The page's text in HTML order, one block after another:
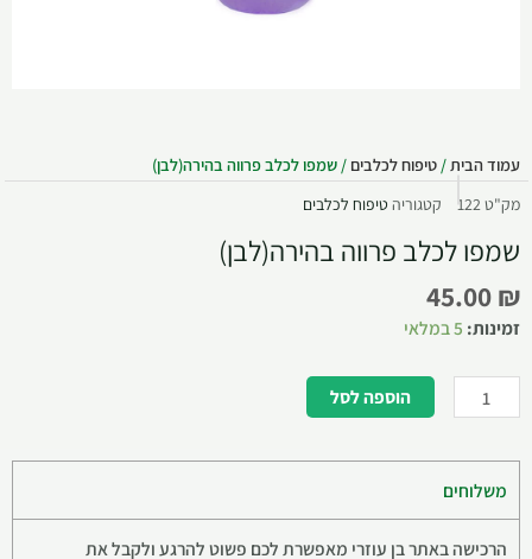
עמוד הבית/ טיפוח לכלבים / שמפו לכלב פרווה בהירה(לבן)
מק"ט122 קטגוריה טיפוח לכלבים
שמפו לכלב פרווה בהירה(לבן)
45.00₪
זמינות: 5 במלאי
הוספה לסל
משלוחים
הרכישה באתר בן עוזרי מאפשרת לכם פשוט להרגע ולקבל את